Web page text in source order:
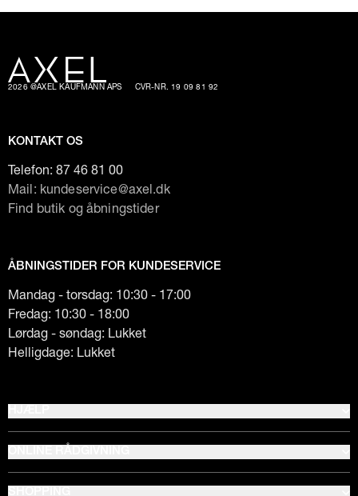
2026 @AXEL KAUFMANN APS CVR-NR. 19 09 81 92
KONTAKT OS
Telefon: 87 46 81 00
Mail: kundeservice@axel.dk
Find butik og åbningstider
ÅBNINGSTIDER FOR KUNDESERVICE
Mandag - torsdag: 10:30 - 17:00
Fredag: 10:30 - 18:00
Lørdag - søndag: Lukket
Helligdage: Lukket